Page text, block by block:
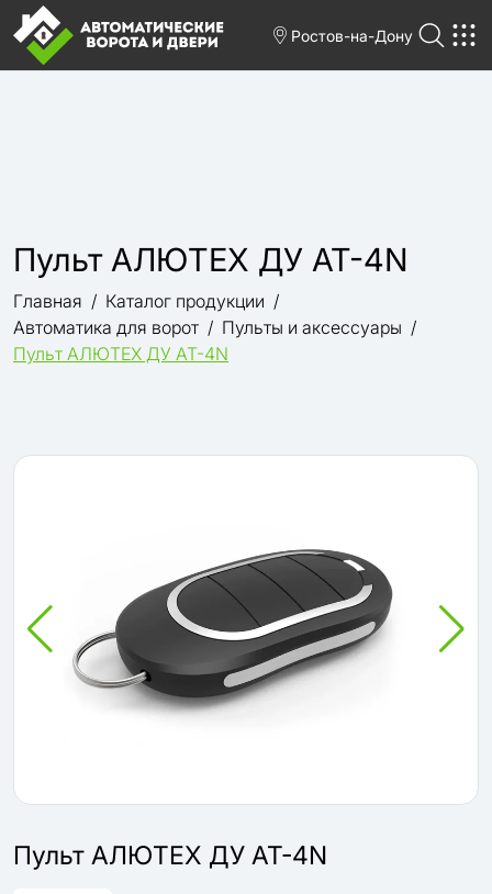
Ростов-на-Дону
Пульт АЛЮТЕХ ДУ AT-4N
Главная
Каталог продукции
Автоматика для ворот
Пульты и аксессуары
Пульт АЛЮТЕХ ДУ AT-4N
Пульт АЛЮТЕХ ДУ AT-4N